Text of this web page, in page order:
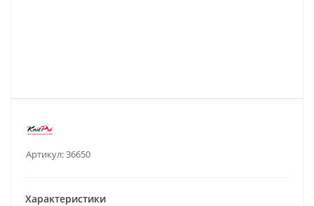
Артикул:36650
Характеристики